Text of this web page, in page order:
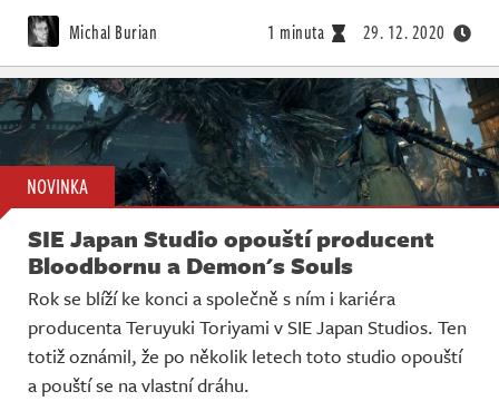
Michal Burian 1 minuta 29. 12. 2020
NOVINKA
SIE Japan Studio opouští producent
Bloodbornu a Demon's Souls
Rok se blíží ke konci a společně s ním i kariéra
producenta Teruyuki Toriyami v SIE Japan Studios. Ten
totiž oznámil, že po několik letech toto studio opouští
a pouští se na vlastní dráhu.